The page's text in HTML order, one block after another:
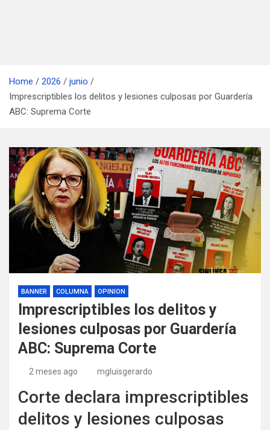
Home 2026
junio
Imprescriptibles los delitos y lesiones culposas por Guardería
ABC: Suprema Corte
BANNER COLUMNA OPINION
Imprescriptibles los delitos y
lesiones culposas por Guardería
ABC: Suprema Corte
2 meses ago mgluisgerardo
Corte declara imprescriptibles
delitos y lesiones culposas